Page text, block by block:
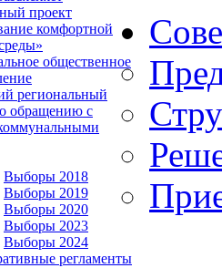
проект
комфортной
общественное
региональный
обращению с
Выборы 2018
Выборы 2019
Выборы 2020
Выборы 2023
Выборы 2024
регламенты